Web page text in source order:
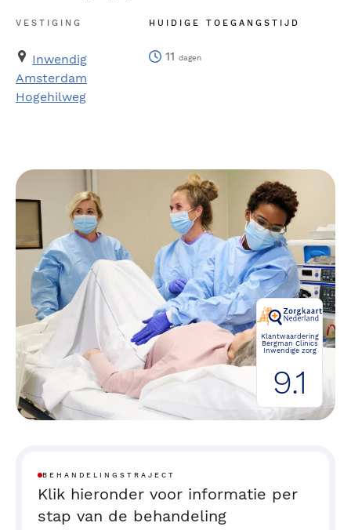
VESTIGING HUIDIGE TOEGANGSTIJD
Inwendig
Amsterdam
Hogehilweg
11 dagen
Klantwaardering
Bergman Clinics
Inwendige zorg
9.1
BEHANDELINGSTRAJECT
Klik hieronder voor informatie per
stap van de behandeling